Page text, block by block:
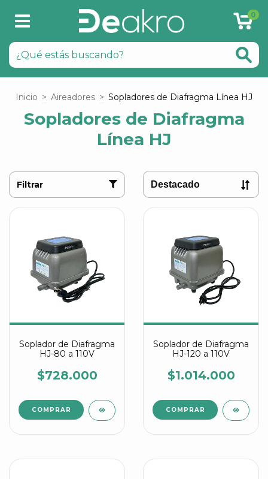
0
Inicio > Aireadores > Sopladores de Diafragma Línea HJ
Sopladores de Diafragma
Línea HJ
Filtrar
Soplador de Diafragma
HJ-80 a 110V
$728.000
Soplador de Diafragma
HJ-120 a 110V
$1.014.000